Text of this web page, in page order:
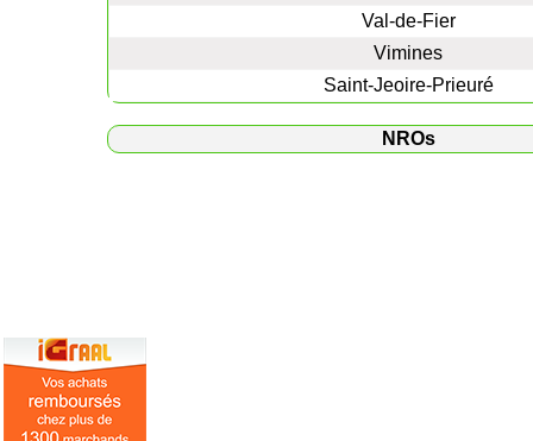
Val-de-Fier
Vimines
Saint-Jeoire-Prieuré
NROs